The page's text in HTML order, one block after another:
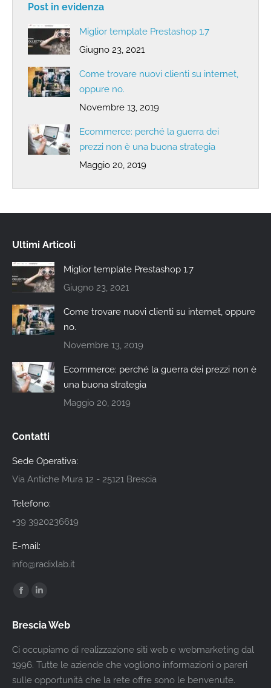
Post in evidenza
Miglior template Prestashop 1.7
Giugno 23, 2021
Come trovare nuovi clienti su internet,
oppure no.
Novembre 13, 2019
Ecommerce: perché la guerra dei
prezzi non è una buona strategia
Maggio 20, 2019
Ultimi Articoli
Miglior template Prestashop 1.7
Giugno 23, 2021
Come trovare nuovi clienti su internet, oppure
no.
Novembre 13, 2019
Ecommerce: perché la guerra dei prezzi non è
una buona strategia
Maggio 20, 2019
Contatti
Sede Operativa:
Via Antiche Mura 12 - 25121 Brescia
Telefono:
+39 3920236619
E-mail:
info@radixlab.it
Find us on:
opens
new
window
opens
new
window
Brescia Web
Ci occupiamo di realizzazione siti web e webmarketing dal
1996. Tutte le aziende che vogliono informazioni o pareri
sulle opportunità che la rete offre sono le benvenute.